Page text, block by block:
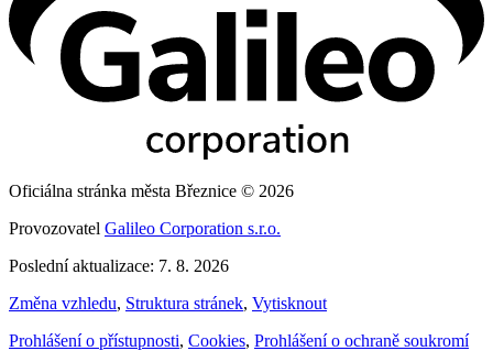
Oficiálna stránka města Březnice © 2026
Provozovatel Galileo Corporation s.r.o.
Poslední aktualizace: 7. 8. 2026
Změna vzhledu, Struktura stránek, Vytisknout
Prohlášení o přístupnosti, Cookies, Prohlášení o ochraně soukromí